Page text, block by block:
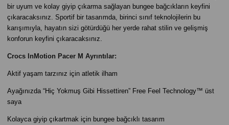
bir uyum ve kolay giyip çıkarma sağlayan bungee bağcıkların keyfini
çıkaracaksınız. Sportif bir tasarımda, birinci sınıf teknolojilerin bu
karışımıyla, hayatın sizi götürdüğü her yerde rahat stilin ve gelişmiş
konforun keyfini çıkaracaksınız.
Crocs InMotion Pacer M Ayrıntılar:
Aktif yaşam tarzınız için atletik ilham
Ayağınızda “Hiç Yokmuş Gibi Hissettiren” Free Feel Technology™ üst
saya
Kolayca giyip çıkartmak için bungee bağcıklı tasarım